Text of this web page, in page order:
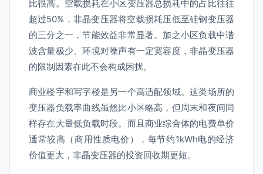
比很高。空载损耗在小区变压器总损耗中的占比往往
超过50%，非晶变压器将空载损耗压低至硅钢变压器
的三分之一，节能效益非常显著。加之小区负载中谐
波含量极少、环境对噪声有一定宽容度，非晶变压器
的限制因素在此不会构成困扰。
商业楼宇和写字楼是另一个高适配领域。这类场所的
变压器负载率曲线虽然比小区略高，但周末和夜间同
样存在大量低负载时段。而且商业综合体的电费单价
通常较高（商用性质电价），每节约1kWh电的经济
价值更大，非晶变压器的投资回收期更短。